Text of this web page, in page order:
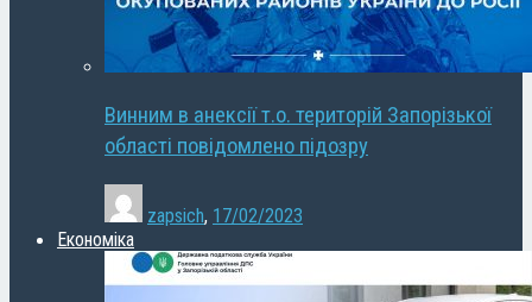
Винним в анексії т.о. територій Запорізької
області повідомлено підозру
zapsich, 17/02/2023
Економіка